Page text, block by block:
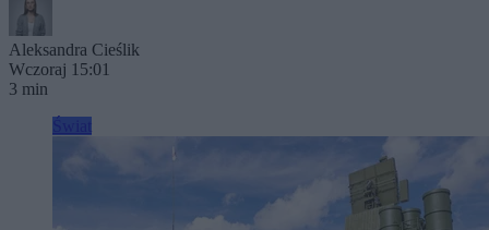
Aleksandra Cieślik
Wczoraj 15:01
3 min